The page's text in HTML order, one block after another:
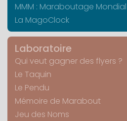
MMM : Maraboutage
La MagoClock
Laboratoire
Qui veut gagner des flyers ?
Le Taquin
Le Pendu
Mémoire de Marabout
Jeu des Noms